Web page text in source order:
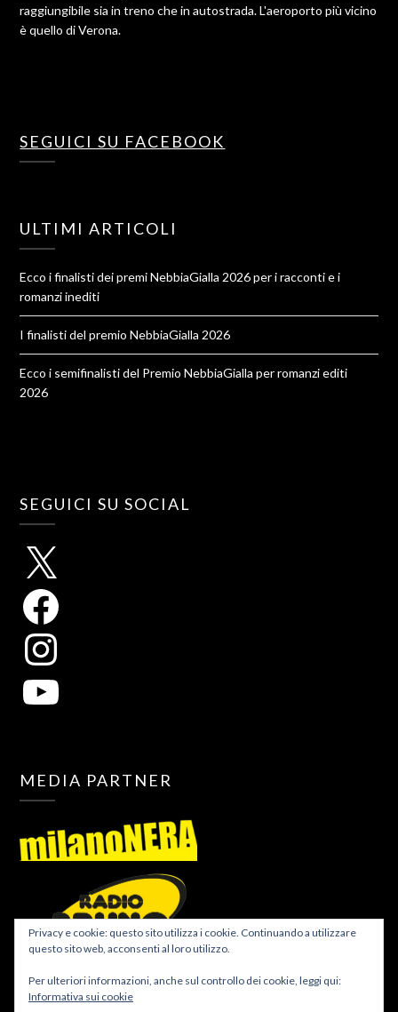
raggiungibile sia in treno che in autostrada. L'aeroporto più vicino
è quello di Verona.
SEGUICI SU FACEBOOK
ULTIMI ARTICOLI
Ecco i finalisti dei premi NebbiaGialla 2026 per i racconti e i
romanzi inediti
I finalisti del premio NebbiaGialla 2026
Ecco i semifinalisti del Premio NebbiaGialla per romanzi editi
2026
SEGUICI SU SOCIAL
MEDIA PARTNER
Privacy e cookie: questo sito utilizza i cookie. Continuando a utilizzare
questo sito web, acconsenti al loro utilizzo.
Per ulteriori informazioni, anche sul controllo dei cookie, leggi qui:
Informativa sui cookie